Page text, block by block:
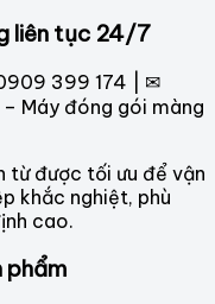
liên tục 24/7
399 174 | ✉
Máy đóng gói màng
từ được tối ưu để vận
khắc nghiệt, phù
cao.
phẩm